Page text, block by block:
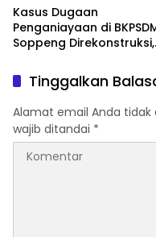
Kasus Dugaan
Penganiayaan di
Soppeng Direkonstruksi,
Hukum Terus Berjalan
Tinggalkan
Alamat email Anda tidak
wajib ditandai *